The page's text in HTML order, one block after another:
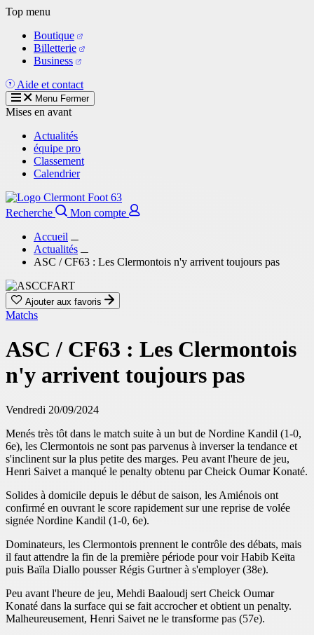
Aller
contenu
principal
Top menu
Boutique
Billetterie
Business
Aide et contact
Menu Fermer
Mises en avant
Actualités
équipe pro
Classement
Calendrier
Recherche
Mon compte
Accueil
Actualités
ASC / CF63 : Les Clermontois n'y arrivent toujours pas
Ajouter aux favoris
Matchs
ASC / CF63 : Les Clermontois
n'y arrivent toujours pas
Vendredi 20/09/2024
Menés très tôt dans le match suite à un but de Nordine Kandil (1-0,
6e), les Clermontois ne sont pas parvenus à inverser la tendance et
s'inclinent sur la plus petite des marges. Peu avant l'heure de jeu,
Henri Saivet a manqué le penalty obtenu par Cheick Oumar Konaté.
Solides à domicile depuis le début de saison, les Amiénois ont
confirmé en ouvrant le score rapidement sur une reprise de volée
signée Nordine Kandil (1-0, 6e).
Dominateurs, les Clermontois prennent le contrôle des débats, mais
il faut attendre la fin de la première période pour voir Habib Keïta
puis Baïla Diallo pousser Régis Gurtner à s'employer (38e).
Peu avant l'heure de jeu, Mehdi Baaloudj sert Cheick Oumar
Konaté dans la surface qui se fait accrocher et obtient un penalty.
Malheureusement, Henri Saivet ne le transforme pas (57e).